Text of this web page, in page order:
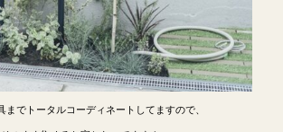
までトータルコーディネートしてますので、